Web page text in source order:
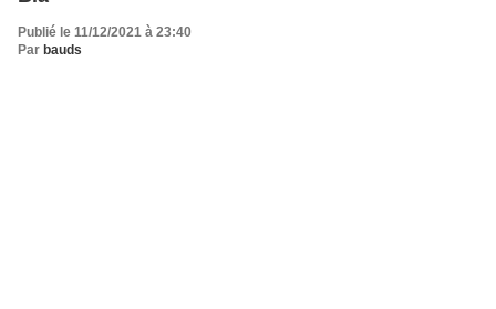
Publié le 11/12/2021 à 23:40
Par bauds